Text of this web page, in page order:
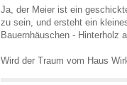
Ja, der Meier ist ein
zu sein, und ersteht ein
Bauernhäuschen - Hinterholz
Wird der Traum vom Haus